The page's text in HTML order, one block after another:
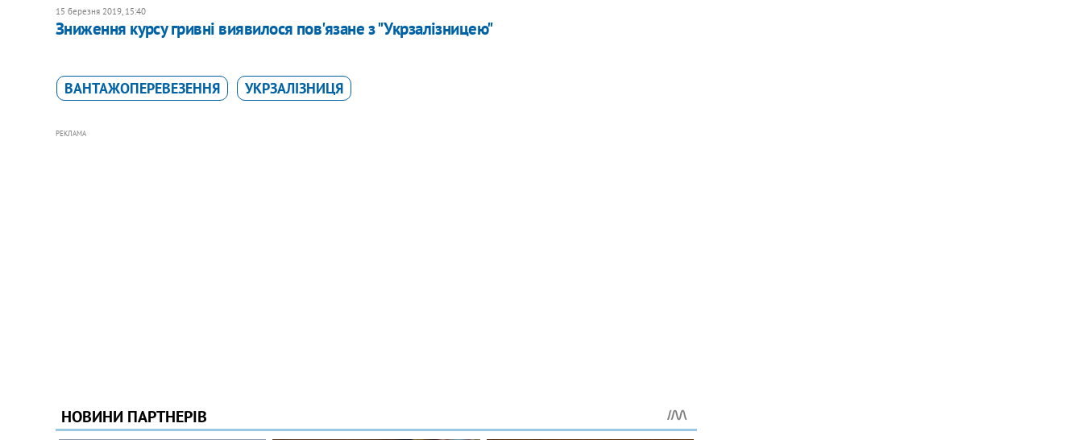
15 березня 2019, 15:40
Зниження курсу гривні виявилося пов'язане з "Укрзалізницею"
ВАНТАЖОПЕРЕВЕЗЕННЯ УКРЗАЛІЗНИЦЯ
РЕКЛАМА